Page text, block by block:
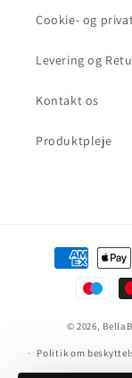
Cookie- og
Levering og
Kontakt os
Produktpleje
Betalingsmetoder
© 2026,
Politik om